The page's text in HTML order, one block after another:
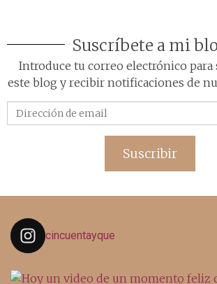
Suscríbete a mi
Introduce tu correo electrónico para
este blog y recibir notificaciones de
de
Suscribir
cincuentayque